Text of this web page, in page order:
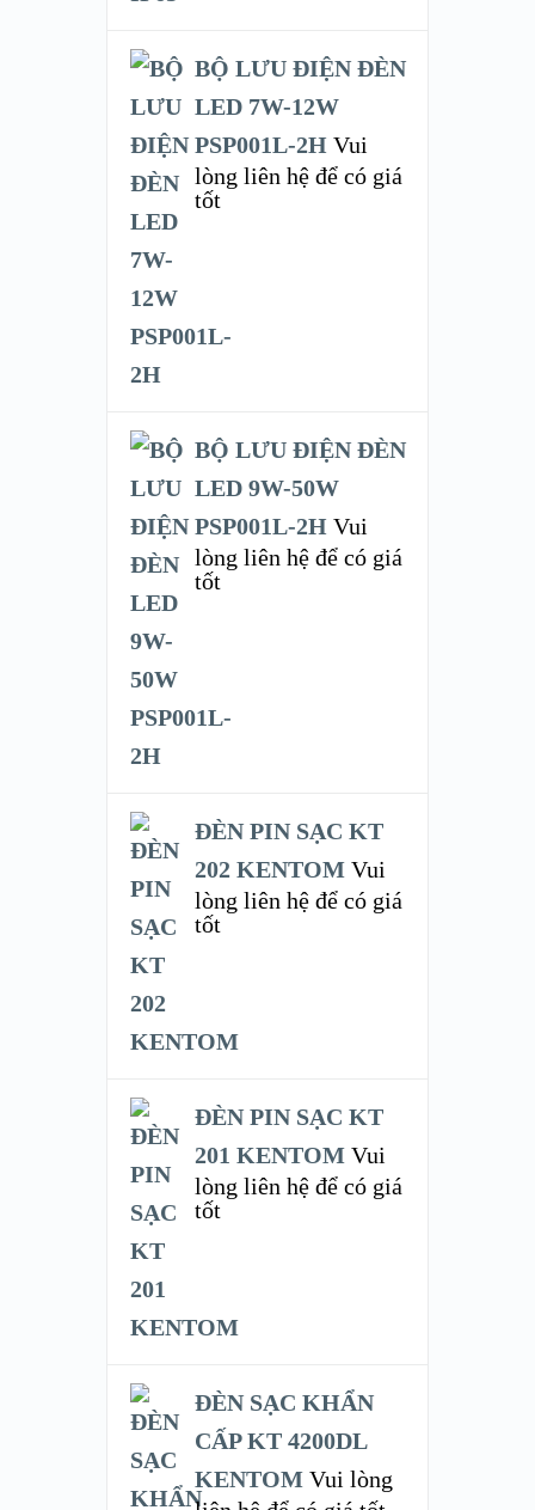
BỘ LƯU ĐIỆN ĐÈN
LED 7W-12W
PSP001L-2H Vui
lòng liên hệ để có giá
tốt
BỘ LƯU ĐIỆN ĐÈN
LED 9W-50W
PSP001L-2H Vui
lòng liên hệ để có giá
tốt
ĐÈN PIN SẠC KT
202 KENTOM Vui
lòng liên hệ để có giá
tốt
ĐÈN PIN SẠC KT
201 KENTOM Vui
lòng liên hệ để có giá
tốt
ĐÈN SẠC KHẨN
CẤP KT 4200DL
KENTOM Vui lòng